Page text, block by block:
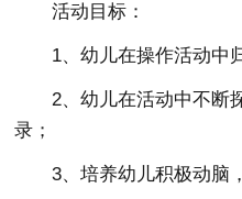
活动目标：
1、幼儿在操作活动中
2、幼儿在活动中不断
录；
3、培养幼儿积极动脑